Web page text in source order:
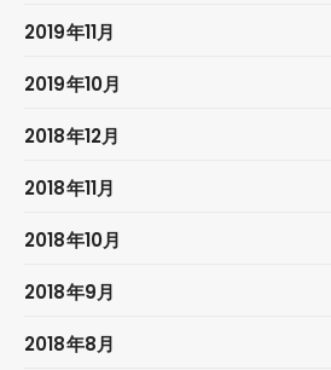
2019年11月
2019年10月
2018年12月
2018年11月
2018年10月
2018年9月
2018年8月